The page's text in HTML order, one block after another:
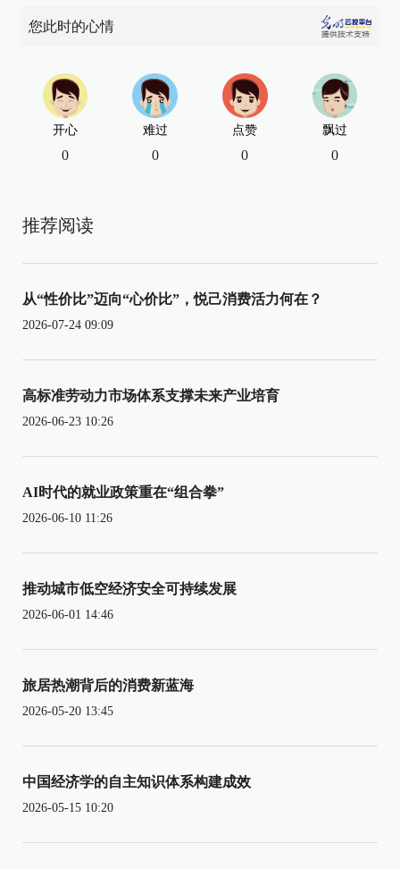
您此时的心情
开心
0
难过
0
点赞
0
飘过
0
推荐阅读
从“性价比”迈向“心价比”，悦己消费活力何在？
2026-07-24 09:09
高标准劳动力市场体系支撑未来产业培育
2026-06-23 10:26
AI时代的就业政策重在“组合拳”
2026-06-10 11:26
推动城市低空经济安全可持续发展
2026-06-01 14:46
旅居热潮背后的消费新蓝海
2026-05-20 13:45
中国经济学的自主知识体系构建成效
2026-05-15 10:20